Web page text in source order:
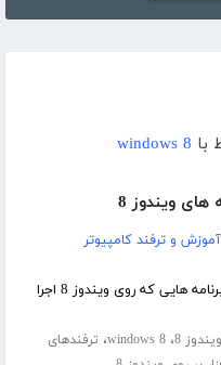
با windows 8
و ترفند کامپیوتر
8 روش برای اجرای برنامه هایی که روی ویندوز 8 اجرا
8 ،windows 8، ترفندهای